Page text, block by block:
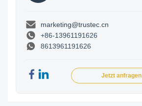
marketing@trustec.cn
+86-13961191626
8613961191626
Jetzt anfragen